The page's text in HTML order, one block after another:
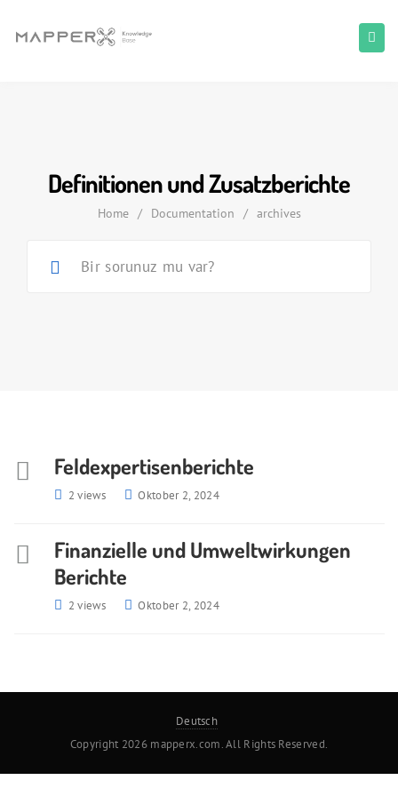
Definitionen und Zusatzberichte
Home / Documentation / archives
Feldexpertisenberichte
2 views Oktober 2, 2024
Finanzielle und Umweltwirkungen
Berichte
2 views Oktober 2, 2024
Deutsch
Copyright 2026 mapperx.com. All Rights Reserved.